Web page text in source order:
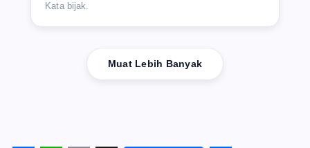
Kata bijak.
Muat Lebih Banyak